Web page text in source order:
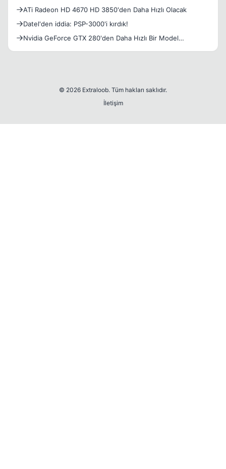
ATi Radeon HD 4670 HD 3850'den Daha Hızlı Olacak
Datel'den iddia: PSP-3000'i kırdık!
Nvidia GeForce GTX 280'den Daha Hızlı Bir Model
© 2026 Extraloob. Tüm hakları saklıdır.
İletişim